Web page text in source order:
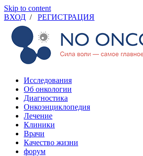
Skip to content
ВХОД / РЕГИСТРАЦИЯ
Исследования
Об онкологии
Диагностика
Онкоэнциклопедия
Лечение
Клиники
Врачи
Качество жизни
форум